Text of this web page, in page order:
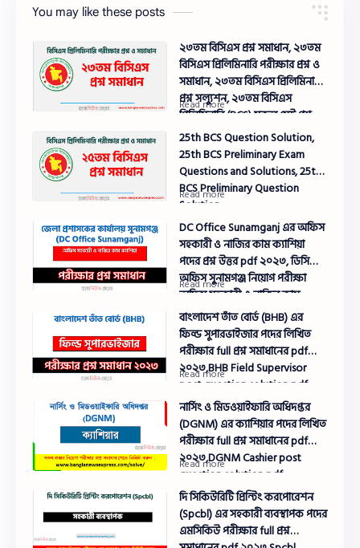
You may like these posts
২৩তম বিসিএস প্রশ্ন সমাধান, ২৩তম
বিসিএস প্রিলিমিনারি পরীক্ষার প্রশ্ন ও
সমাধান, ২৩তম বিসিএস প্রিলিমিনারি
প্রশ্ন সল্যুশন, ২৩তম বিসিএস
প্রিলিমিনারি (BCS) সকল সেট প্রশ্ন
সমাধান
25th BCS Question Solution,
25th BCS Preliminary Exam
Questions and Solutions, 25th
BCS Preliminary Question
Solution
DC Office Sunamganj এর অফিস
সহকারী ও নাজির কাম ক্যাশিয়া
পদের প্রশ্ন উত্তর pdf ২০২৩, ডিসি
অফিস সুনামগঞ্জ নিয়োগ পরীক্ষা
অফিস সহকারী ও নাজির কাম
ক্যাশিয়া পদের প্রশ্ন সলিউশন ২০২৩
বাংলাদেশ তাঁত বোর্ড (BHB) এর
ফিল্ড সুপারভাইজার পদের লিখিত
পরীক্ষার full প্রশ্ন সমাধানের pdf
২০২৩,BHB Field Supervisor
post question solution pdf
2023,বাংলাদেশ তাঁত বোর্ড প্রশ্ন
সমাধান ২০২৩
নার্সিং ও মিডওয়াইফারি অধিদপ্তর
(DGNM) এর ক্যাশিয়ার পদের লিখিত
পরীক্ষার full প্রশ্ন সমাধানের pdf
২০২৩,DGNM Cashier post
question solution pdf
2023,নার্সিং ও মিডওয়াইফারি
অধিদপ্তর প্রশ্ন সমাধান ২০২৩
দি সিকিউরিটি প্রিন্টিং করপোরেশন
(Spcbl) এর সহকারী ব্যবস্থাপক পদের
এমসিকিউ পরীক্ষার full প্রশ্ন